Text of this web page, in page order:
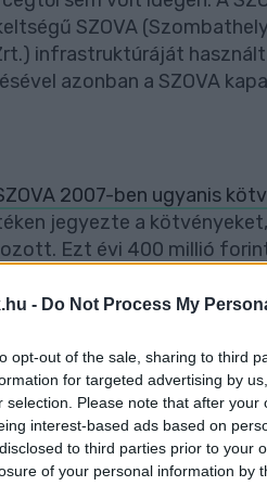
- Do Not Process My
opt-out of the sale, sharing to third
for targeted advertising by
selection. Please note that after
interest-based ads based on
to third parties prior to your
of your personal information by
SZOVA
infrastruktúráját
azonban a SZOVA
2007-ben ugyanis
jegyezte a
Ezt évi 400 millió
területvásárlás miatt
A vízió az volt, hogy
termelik ki a
ám ezt a
kell állni törlesztenie a
mellett ezt már nem